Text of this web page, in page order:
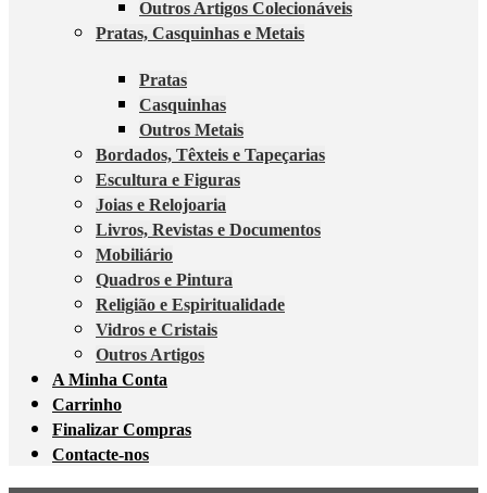
Outros Artigos Colecionáveis
Pratas, Casquinhas e Metais
Pratas
Casquinhas
Outros Metais
Bordados, Têxteis e Tapeçarias
Escultura e Figuras
Joias e Relojoaria
Livros, Revistas e Documentos
Mobiliário
Quadros e Pintura
Religião e Espiritualidade
Vidros e Cristais
Outros Artigos
A Minha Conta
Carrinho
Finalizar Compras
Contacte-nos